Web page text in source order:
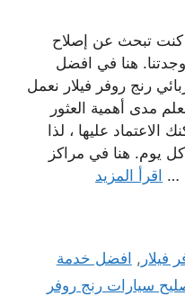
كنت تبحث عن إصلاح
هنا في افضل
رنج روفر فيلار نعمل
مدى أهمية العثور
عليها ، لذا
يوم. هنا في مراكز
… اقرأ المزيد
, افضل خدمة
سيارات رنج روفر